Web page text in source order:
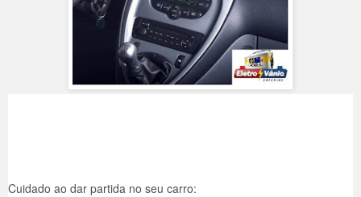
Cuidado ao dar partida no seu carro: